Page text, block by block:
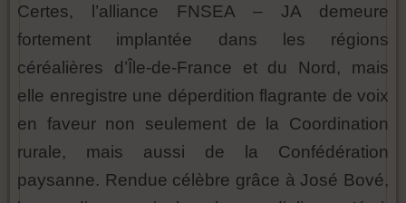
Certes, l’alliance FNSEA – JA demeure
fortement implantée dans les régions
céréalières d’Île-de-France et du Nord, mais
elle enregistre une déperdition flagrante de voix
en faveur non seulement de la Coordination
rurale, mais aussi de la Confédération
paysanne. Rendue célèbre grâce à José Bové,